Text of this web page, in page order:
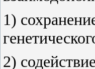
1)
2)